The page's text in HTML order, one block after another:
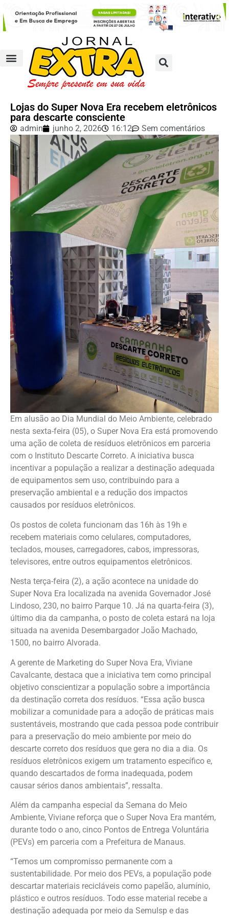
Lojas do Super Nova Era recebem eletrônicos
para descarte consciente
admin junho 2, 2026 16:12 Sem comentários
Em alusão ao Dia Mundial do Meio Ambiente, celebrado
nesta sexta-feira (05), o Super Nova Era está promovendo
uma ação de coleta de resíduos eletrônicos em parceria
com o Instituto Descarte Correto. A iniciativa busca
incentivar a população a realizar a destinação adequada
de equipamentos sem uso, contribuindo para a
preservação ambiental e a redução dos impactos
causados por resíduos eletrônicos.
Os postos de coleta funcionam das 16h às 19h e
recebem materiais como celulares, computadores,
teclados, mouses, carregadores, cabos, impressoras,
televisores, entre outros equipamentos eletrônicos.
Nesta terça-feira (2), a ação acontece na unidade do
Super Nova Era localizada na avenida Governador José
Lindoso, 230, no bairro Parque 10. Já na quarta-feira (3),
último dia da campanha, o posto de coleta estará na loja
situada na avenida Desembargador João Machado,
1500, no bairro Alvorada.
A gerente de Marketing do Super Nova Era, Viviane
Cavalcante, destaca que a iniciativa tem como principal
objetivo conscientizar a população sobre a importância
da destinação correta dos resíduos. “Essa ação busca
mobilizar a comunidade para a adoção de práticas mais
sustentáveis, mostrando que cada pessoa pode contribuir
para a preservação do meio ambiente por meio do
descarte correto dos resíduos que gera no dia a dia. Os
resíduos eletrônicos exigem um tratamento específico e,
quando descartados de forma inadequada, podem
causar sérios danos ambientais”, ressalta.
Além da campanha especial da Semana do Meio
Ambiente, Viviane reforça que o Super Nova Era mantém,
durante todo o ano, cinco Pontos de Entrega Voluntária
(PEVs) em parceria com a Prefeitura de Manaus.
“Temos um compromisso permanente com a
sustentabilidade. Por meio dos PEVs, a população pode
descartar materiais recicláveis como papelão, alumínio,
plástico e outros resíduos. Todo esse material recebe a
destinação adequada por meio da Semulsp e das